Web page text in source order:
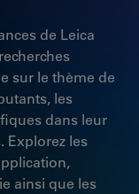
de Leica
sur le thème de
les
dans leur
Explorez les
ainsi que les